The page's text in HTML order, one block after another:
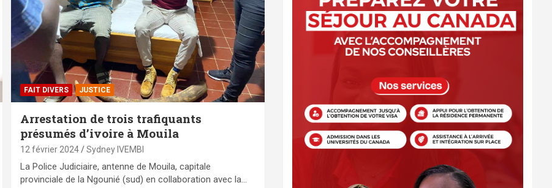
FAIT DIVERS JUSTICE
Arrestation de trois trafiquants
présumés d’ivoire à Mouila
12 février 2024 Sydney IVEMBI
La Police Judiciaire, antenne de Mouila, capitale
provinciale de la Ngounié (sud) en collaboration avec la…